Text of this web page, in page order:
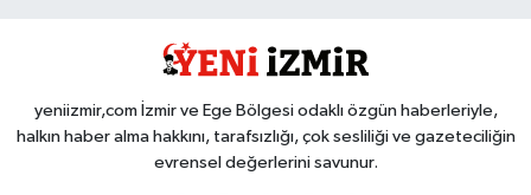
yeniizmir,com İzmir ve Ege Bölgesi odaklı özgün haberleriyle,
halkın haber alma hakkını, tarafsızlığı, çok sesliliği ve gazeteciliğin
evrensel değerlerini savunur.